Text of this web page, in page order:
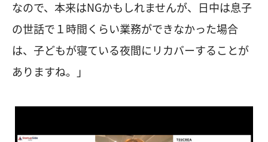
なので、本来はNGかもしれませんが、日中は息子
の世話で１時間くらい業務ができなかった場合
は、子どもが寝ている夜間にリカバーすることが
ありますね。」